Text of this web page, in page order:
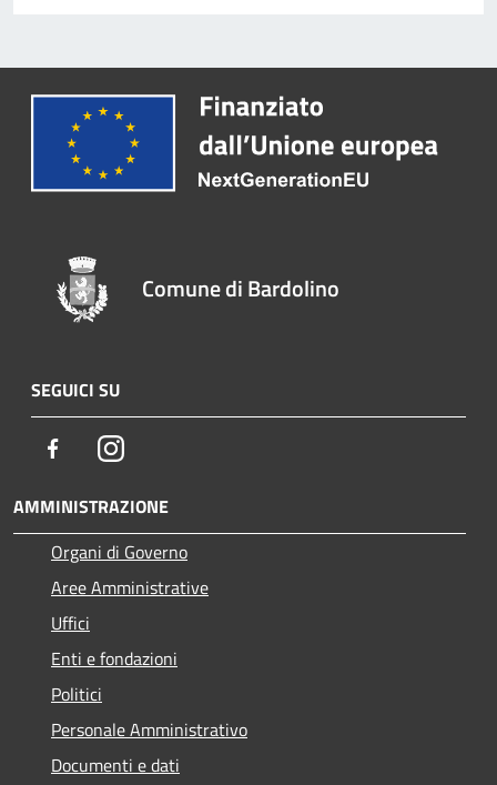
Comune di Bardolino
SEGUICI SU
FacebookInstagram
AMMINISTRAZIONE
Organi di Governo
Aree Amministrative
Uffici
Enti e fondazioni
Politici
Personale Amministrativo
Documenti e dati